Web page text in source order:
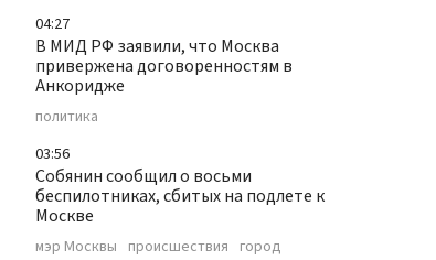
04:27
В МИД РФ заявили, что Москва
привержена договоренностям в
Анкоридже
политика
03:56
Собянин сообщил о восьми
беспилотниках, сбитых на подлете к
Москве
мэр Москвы происшествия город